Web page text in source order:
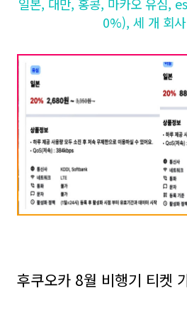
0%), 세 개 회
후쿠오카 8월 비행기 티켓